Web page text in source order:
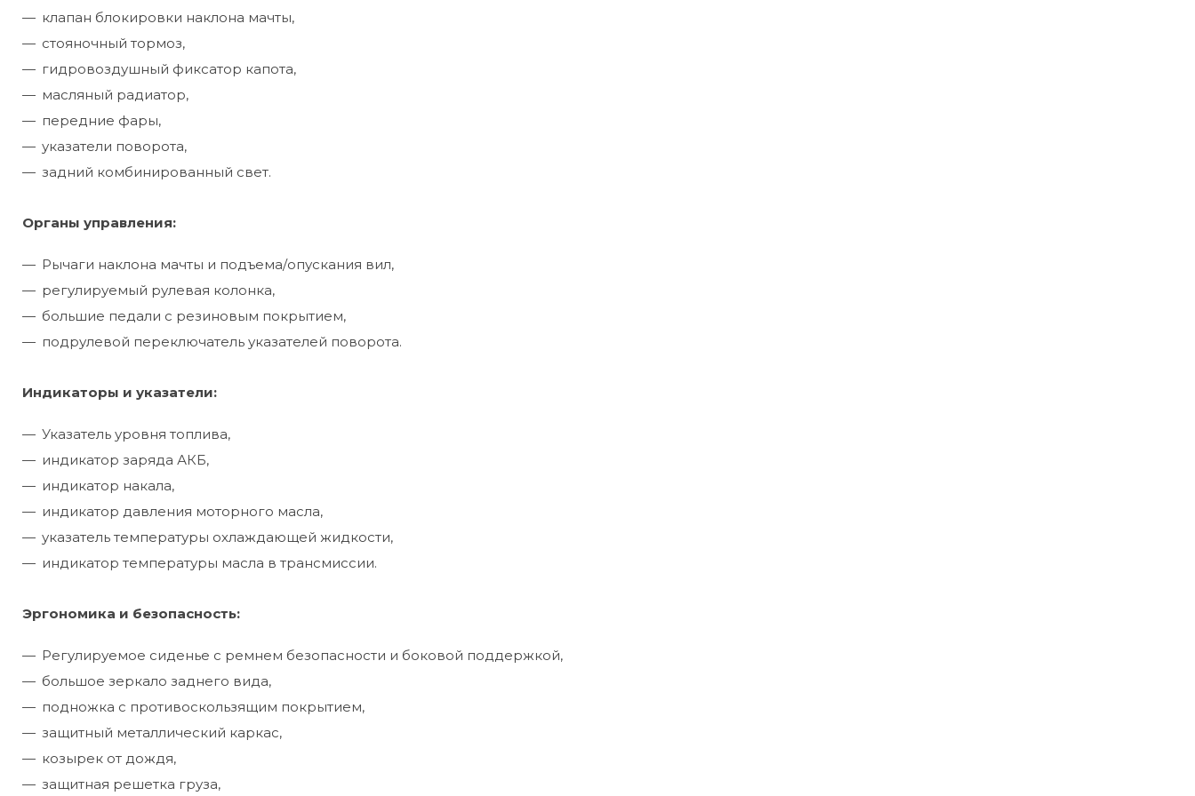
клапан блокировки наклона мачты,
стояночный тормоз,
гидровоздушный фиксатор капота,
масляный радиатор,
передние фары,
указатели поворота,
задний комбинированный свет.
Органы управления:
Рычаги наклона мачты и подъема/опускания вил,
регулируемый рулевая колонка,
большие педали с резиновым покрытием,
подрулевой переключатель указателей поворота.
Индикаторы и указатели:
Указатель уровня топлива,
индикатор заряда АКБ,
индикатор накала,
индикатор давления моторного масла,
указатель температуры охлаждающей жидкости,
индикатор температуры масла в трансмиссии.
Эргономика и безопасность:
Регулируемое сиденье с ремнем безопасности и боковой поддержкой,
большое зеркало заднего вида,
подножка с противоскользящим покрытием,
защитный металлический каркас,
козырек от дождя,
защитная решетка груза,